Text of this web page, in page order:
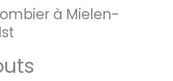
à Mielen-